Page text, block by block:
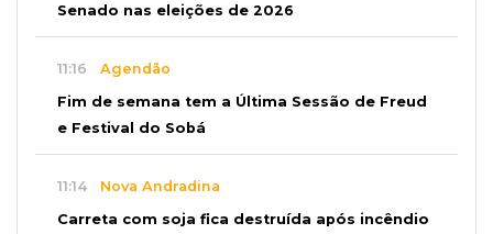
Senado nas eleições de 2026
11:16 Agendão
Fim de semana tem a Última Sessão de Freud
e Festival do Sobá
11:14 Nova Andradina
Carreta com soja fica destruída após incêndio